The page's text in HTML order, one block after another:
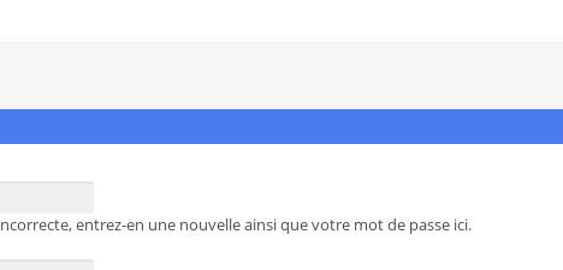
entrez-en une nouvelle ainsi que votre mot de passe ici.